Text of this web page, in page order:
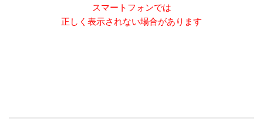
スマートフォンでは
正しく表示されない場合があります